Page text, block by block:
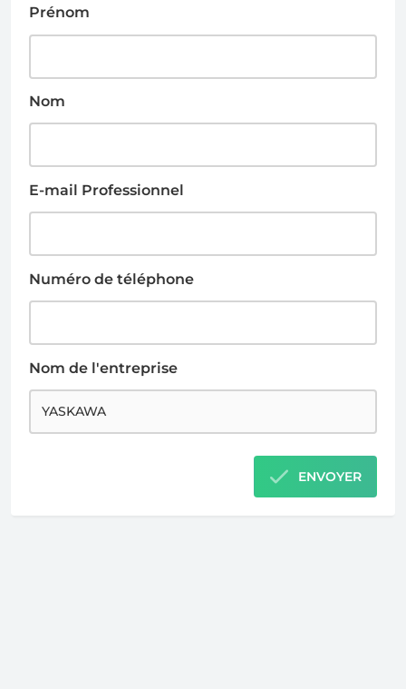
Prénom
Nom
E-mail Professionnel
Numéro de téléphone
Nom de l'entreprise
ENVOYER